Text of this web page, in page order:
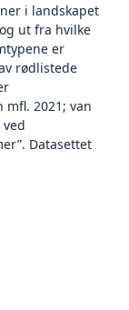
i landskapet
ut fra hvilke
er
rødlistede
2021; van
Datasettet